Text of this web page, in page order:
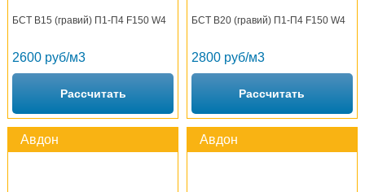
БСТ В15 (гравий) П1-П4 F150 W4
2600 руб/м3
Рассчитать
БСТ В20 (гравий) П1-П4 F150 W4
2800 руб/м3
Рассчитать
Авдон Авдон